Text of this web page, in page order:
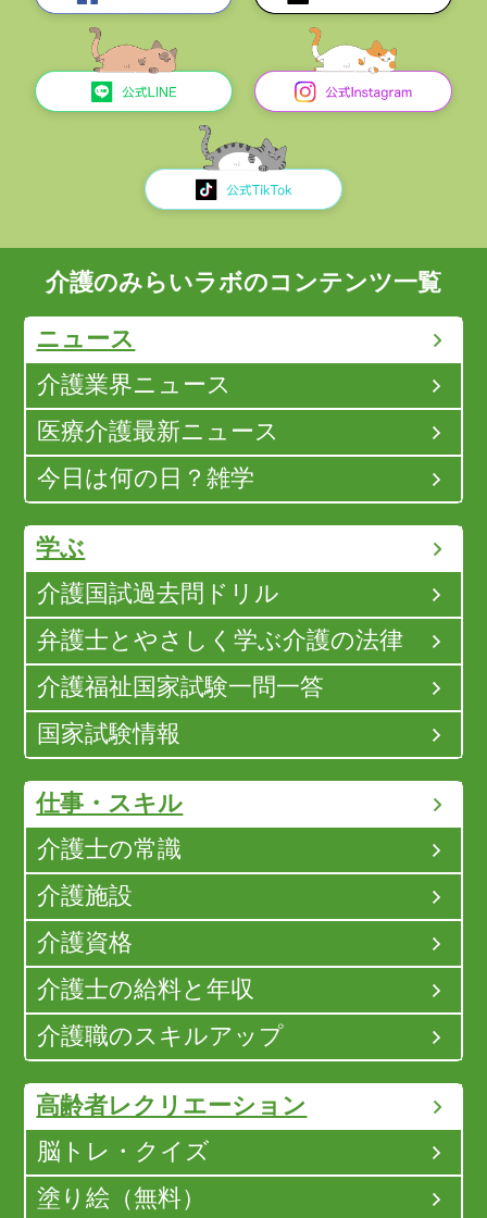
介護のみらいラボのコンテンツ一覧
ニュース
介護業界ニュース
医療介護最新ニュース
今日は何の日？雑学
学ぶ
介護国試過去問ドリル
弁護士とやさしく学ぶ介護の法律
介護福祉国家試験一問一答
国家試験情報
仕事・スキル
介護士の常識
介護施設
介護資格
介護士の給料と年収
介護職のスキルアップ
高齢者レクリエーション
脳トレ・クイズ
塗り絵（無料）